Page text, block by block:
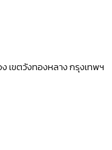
เขตวังทองหลาง กรุงเทพฯ